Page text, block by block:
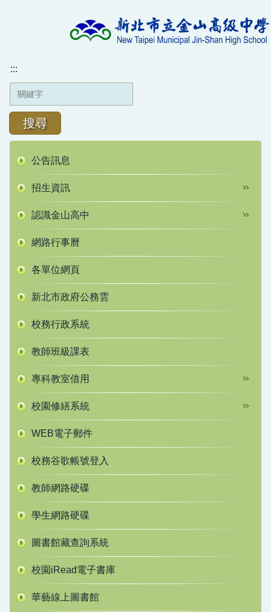
內
容
:::
搜尋
公告訊息
招生資訊
認識金山高中
網路行事曆
各單位網頁
新北市政府公務雲
校務行政系統
教師班級課表
專科教室借用
校園修繕系統
WEB電子郵件
校務谷歌帳號登入
教師網路硬碟
學生網路硬碟
圖書館藏查詢系統
校園iRead電子書庫
華藝線上圖書館